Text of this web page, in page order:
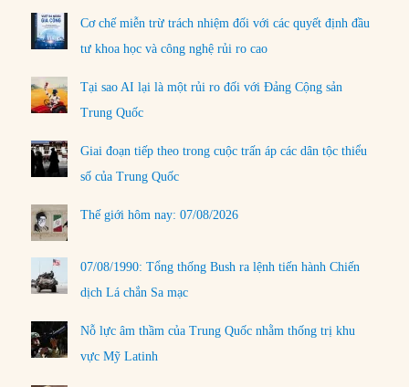
Cơ chế miễn trừ trách nhiệm đối với các quyết định đầu
tư khoa học và công nghệ rủi ro cao
Tại sao AI lại là một rủi ro đối với Đảng Cộng sản
Trung Quốc
Giai đoạn tiếp theo trong cuộc trấn áp các dân tộc thiểu
số của Trung Quốc
Thế giới hôm nay: 07/08/2026
07/08/1990: Tổng thống Bush ra lệnh tiến hành Chiến
dịch Lá chắn Sa mạc
Nỗ lực âm thầm của Trung Quốc nhằm thống trị khu
vực Mỹ Latinh